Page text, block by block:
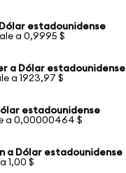
Dólar estadounidense
a 0,9995 $
a Dólar estadounidense
a 1923,97 $
estadounidense
a 0,00000464 $
a Dólar estadounidense
1,00 $